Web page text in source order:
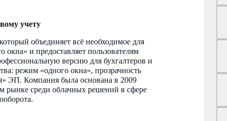
учету
объединяет всё необходимое для
окна» и предоставляет пользователям
версию для бухгалтеров и
режим «одного окна», прозрачность
ЭП. Компания была основана в 2009
рынке среди облачных решений в сфере